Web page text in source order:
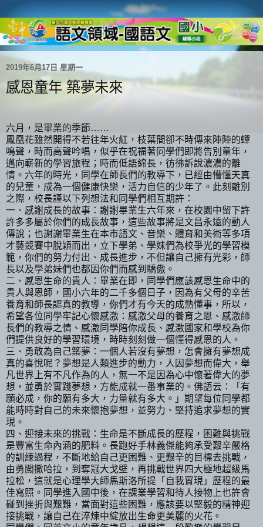
2019年6月17日 星期一
感恩童年 築夢未來
六月，是畢業的季節……
鳳凰花雖然開得不若往年火紅，枝葉間卻不時傳來陣陣的蟬
鳴聲，時而高聲吟唱，似乎在祝福著同學們即將告別童年，
邁向嶄新的學習旅程；時而低語綿長，彷彿訴說濃濃的離
情。六年的時光，同學在師長們的教導下，已經由懵懂天真
的兒童，成為一個健康快樂，活力自信的少年了。此刻離別
之際，校長謹以下列想法和同學們相互期許：
一、感謝成長的故事：謝謝畢業生六年來，在校園中留下許
許多多屬於你們的成長故事，這些故事將是文昌永遠的動人
傳說；也謝謝畢業生在本市語文、音樂、體育和美術等多項
才藝競賽中脫穎而出，立下學弟、學妹們為校爭光的學習模
範， 你們的努力付出、成長進步，不但讓自己擁有光彩，師
長以及學弟妹們也都因你們而感到驕傲。
二、感恩生命的貴人：畢業在即，同學們應該感恩生命中的
貴人與恩師，國小六年的二千多個日子，因為有父母的辛苦
養育和師長認真的教導，你們才有今天的成熟懂事，所以，
希望各位同學牢記心懷感激：感激父母的養育之恩、感激師
長們的教導之情、感激同學陪你成長、感激國家和學校為你
們提供良好的學習環境，時時刻刻做一個懂得感恩的人。
三、勇敢為自己築夢：一個人若沒有夢想，怎會擁有夢想成
真的喜悅呢？夢想是人類進步的動力，人因夢想而偉大，舉
凡世界上有不凡作為的人，無一不是因為心中懷著偉大的夢
想，並勇於實踐夢想，方能成就一番事業的。佛語云：「有
願必成，你的願有多大，力量就有多大。」期望每位同學都
能時時對自己的未來懷抱夢想，並努力、堅持追求夢想的實
現。
四、迎接未來的挑戰：生命是不斷成長的歷程，困難與挑戰
是豐富生命內涵的肥料。長跑好手林義傑能夠承受艱辛嚴格
的訓練過程，不斷地給自己更困難、更艱辛的目標去挑戰，
由勇闖撒哈拉，到奪冠大戈壁，再挑戰世界四大極地超級馬
拉松，這就是心理學大師馬斯洛所提「自我實現」歷程的最
佳寫照。同學進入國中後，在課業學習和待人接物上也許會
碰到挫折與艱難，當面對這些困難，應該要以堅毅的精神迎
接挑戰，讓自己在淬煉中綻放出生命更美麗的火花。